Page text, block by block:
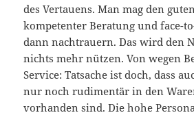
des Vertauens. Man mag den
kompetenter Beratung und face-
dann nachtrauern. Das wird den
nichts mehr nützen. Von wegen
Service: Tatsache ist doch, dass
nur noch rudimentär in den
vorhanden sind. Die hohe